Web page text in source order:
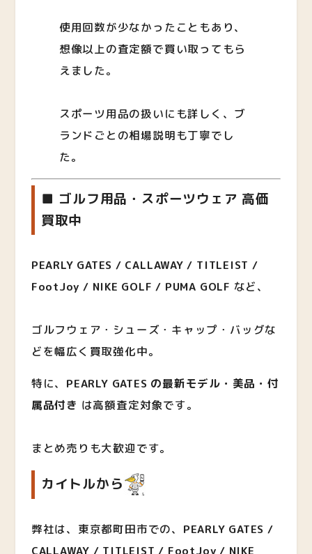
使用回数が少なかったこともあり、
想像以上の査定額で買い取ってもら
えました。
スポーツ用品の扱いにも詳しく、ブ
ランドごとの相場説明も丁寧でし
た。
■ ゴルフ用品・スポーツウェア 高価
買取中
PEARLY GATES / CALLAWAY / TITLEIST /
FootJoy / NIKE GOLF / PUMA GOLF など、
ゴルフウェア・シューズ・キャップ・バッグな
どを幅広く買取強化中。
特に、 PEARLY GATES の最新モデル・美品・付
属品付き は高額査定対象です。
まとめ売りも大歓迎です。
カイトルから
弊社は、東京都町田市での、 PEARLY GATES /
CALLAWAY / TITLEIST / FootJoy / NIKE